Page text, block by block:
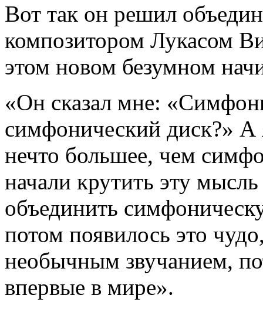
Вот так он решил
композитором Лукасом
этом новом безумном
«Он сказал мне:
симфонический диск?» А
нечто большее, чем
начали крутить эту
объединить
потом появилось это
необычным звучанием,
впервые в мире».